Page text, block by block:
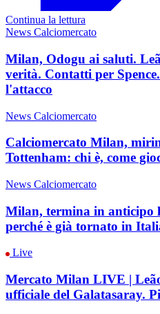
Continua la lettura
News Calciomercato
Milan, Odogu ai saluti.
verità. Contatti per
l'attacco
News Calciomercato
Calciomercato Milan,
Tottenham: chi è, come
News Calciomercato
Milan, termina in anticipo
perché è già tornato in
Live
Mercato Milan LIVE |
ufficiale del Galatasaray.